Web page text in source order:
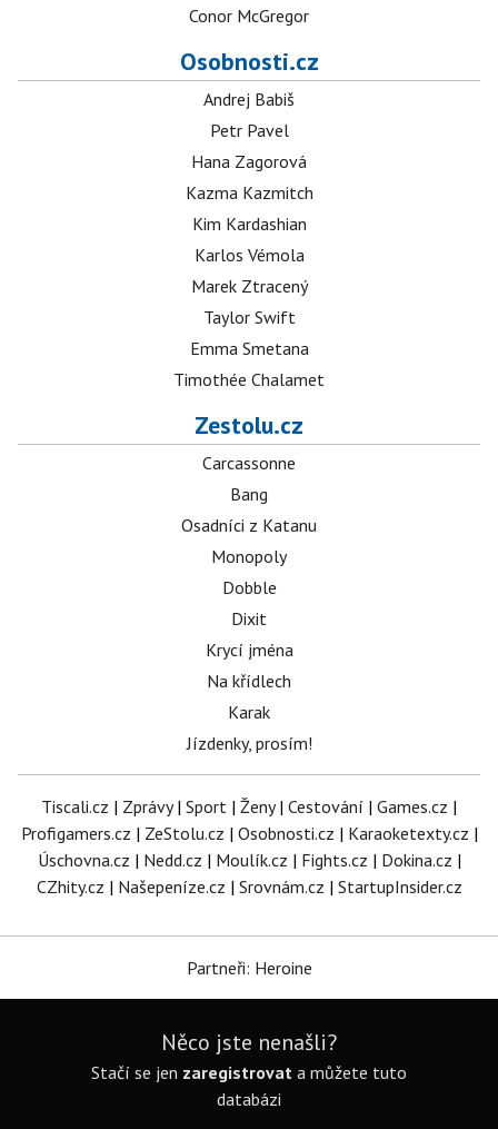
Conor McGregor
Osobnosti.cz
Andrej Babiš
Petr Pavel
Hana Zagorová
Kazma Kazmitch
Kim Kardashian
Karlos Vémola
Marek Ztracený
Taylor Swift
Emma Smetana
Timothée Chalamet
Zestolu.cz
Carcassonne
Bang
Osadníci z Katanu
Monopoly
Dobble
Dixit
Krycí jména
Na křídlech
Karak
Jízdenky, prosím!
Tiscali.cz | Zprávy| Sport | Ženy| Cestování | Games.cz |
Profigamers.cz | ZeStolu.cz | Osobnosti.cz | Karaoketexty.cz |
Úschovna.cz | Nedd.cz | Moulík.cz | Fights.cz | Dokina.cz |
CZhity.cz | Našepeníze.cz | Srovnám.cz | StartupInsider.cz
Partneři: Heroine
Něco jste nenašli?
Stačí se jen zaregistrovat a můžete tuto
databázi